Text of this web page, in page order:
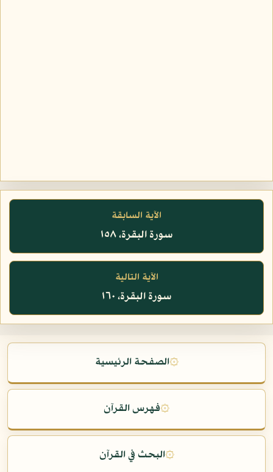
الآية السابقة
سورة البقرة، ١٥٨
الآية التالية
سورة البقرة، ١٦٠
۞الصفحة الرئيسية
۞فهرس القرآن
۞البحث في القرآن